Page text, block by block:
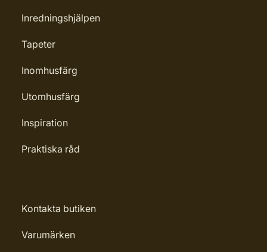
Inredningshjälpen
Tapeter
Inomhusfärg
Utomhusfärg
Inspiration
Praktiska råd
Kontakta butiken
Varumärken